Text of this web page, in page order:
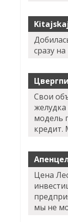
сразу
Свои
модель
кредит.
Цена
мы не